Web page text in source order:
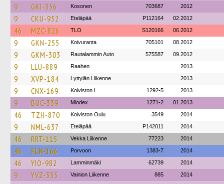
9 GKI-356 Kosonen 703687 2012
9 CKU-952 Eteläpää P112164 02.2012
46 MZC-826 TLO S120166 06.2012
9 GKN-255 Koivuranta 705101 08.2012
9 GKM-303 Rautalammin Auto 575587 09.2012
9 LLU-889 Raahen 2013
9 XVP-184 Lyttylän Liikenne 2013
9 CNX-169 Koiviston L 1292-5 2013
9 BUC-339 Miodex 1271-2 01.2013
46 TZH-870 Koiviston Oulu 3549 2014
9 NML-637 Eteläpää P142011 2014
46 RRT-115 Vekka Liikenne 77223 2014
46 FLN-166 Porvoon 1383-7 2014
46 YIO-982 Lamminmäki 62739 2014
9 YVZ-335 Vainion Liikenne 885 2014